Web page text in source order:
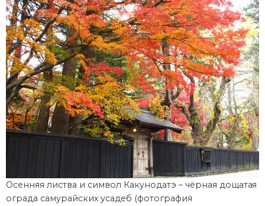
Осенняя листва и символ Какунодатэ – чёрная дощатая
ограда самурайских усадеб (фотография